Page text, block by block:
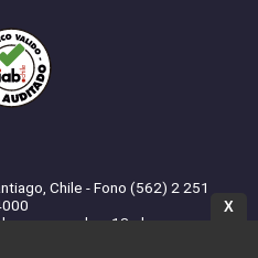
Chile - Fono (562) 2 251
reservados. 13.cl
X